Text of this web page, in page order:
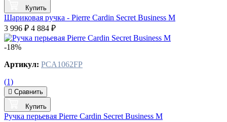
Купить
Шариковая ручка - Pierre Cardin Secret Business M
3 996 ₽ 4 884 ₽
-18%
Артикул: PCA1062FP
(1)
Сравнить
Купить
Ручка перьевая Pierre Cardin Secret Business M